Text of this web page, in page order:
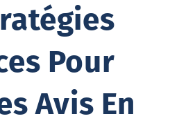
Pour
Avis En